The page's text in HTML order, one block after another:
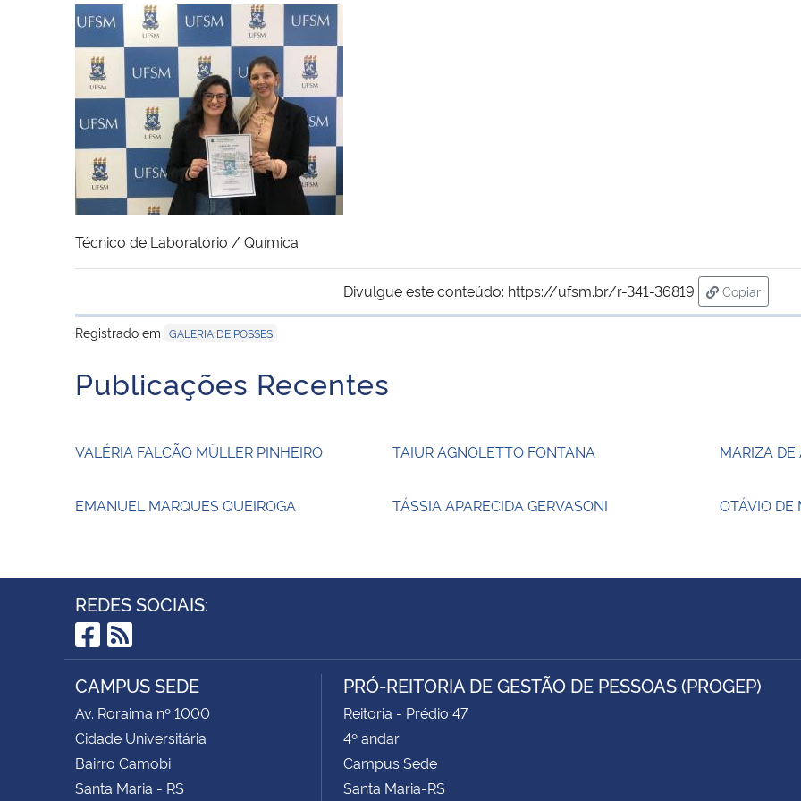
Técnico de Laboratório / Química
Divulgue este conteúdo: https://ufsm.br/r-341-36819
Copiar
para área
Registrado em GALERIA DE POSSES
Publicações Recentes
VALÉRIA FALCÃO MÜLLER PINHEIRO TAIUR AGNOLETTO FONTANA MARIZA
EMANUEL MARQUES QUEIROGA TÁSSIA APARECIDA GERVASONI OTÁVIO DE
REDES SOCIAIS:
Facebook
RSS
CAMPUS SEDE
Av. Roraima nº 1000
Cidade Universitária
Bairro Camobi
Santa Maria - RS
PRÓ-REITORIA DE GESTÃO DE PESSOAS (PROGEP)
Reitoria - Prédio 47
4º andar
Campus Sede
Santa Maria-RS